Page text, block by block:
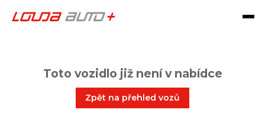
Toto vozidlo již není v nabídce
Zpět na přehled vozů